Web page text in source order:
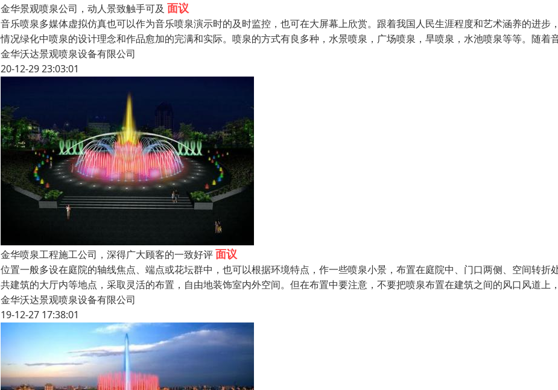
金华景观喷泉公司，动人景致触手可及 面议
音乐喷泉多媒体虚拟仿真也可以作为音乐喷泉演示时的及时监控，也可在大屏幕上欣赏。跟着我国人民生涯程度和艺术涵养的进步
情况绿化中喷泉的设计理念和作品愈加的完满和实际。喷泉的方式有良多种，水景喷泉，广场喷泉，旱喷泉，水池喷泉等等。随着
金华沃达景观喷泉设备有限公司
20-12-29 23:03:01
金华喷泉工程施工公司，深得广大顾客的一致好评面议
位置一般多设在庭院的轴线焦点、端点或花坛群中，也可以根据环境特点，作一些喷泉小景，布置在庭院中、门口两侧、空间转折
共建筑的大厅内等地点，采取灵活的布置，自由地装饰室内外空间。但在布置中要注意，不要把喷泉布置在建筑之间的风口风道上
金华沃达景观喷泉设备有限公司
19-12-27 17:38:01